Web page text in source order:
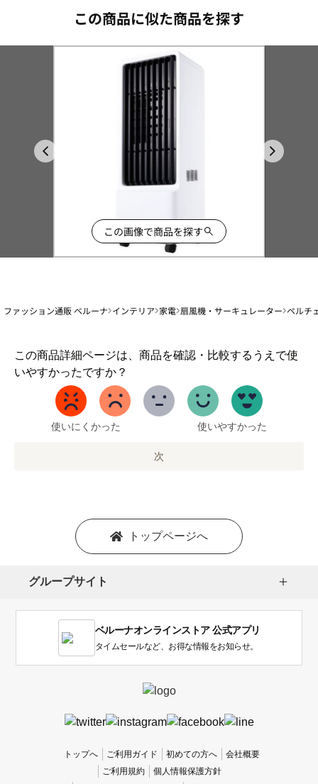
この商品に似た商品を探す
この画像で商品を探す
ファッション通販 ベルーナ インテリア 家電 扇風機・サーキュレーター ペルチ
この商品詳細ページは、商品を確認・比較するうえで使
いやすかったですか？
1
か
い
使いにくかった 使いやすかった
次
トップページへ
グループサイト
ベルーナオンラインストア 公式アプリ
タイムセールなど、お得な情報をお知らせ。
トップへ ご利用ガイド 初めての方へ
会社概要
ご利用規約
個人情報保護方針